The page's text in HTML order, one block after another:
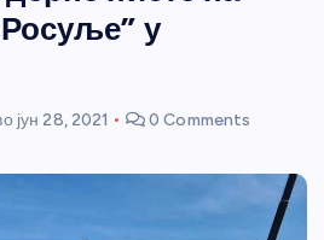
и портал
у
јун 28, 2021 0 Comments